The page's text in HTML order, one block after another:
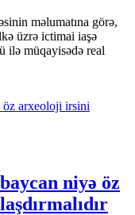
məlumatına görə,
üzrə ictimai iaşə
müqayisədə real
niyə öz